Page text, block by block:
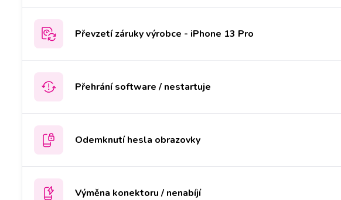
Převzetí záruky výrobce - iPhone 13 Pro
Přehrání software / nestartuje
Odemknutí hesla obrazovky
Výměna konektoru / nenabíjí